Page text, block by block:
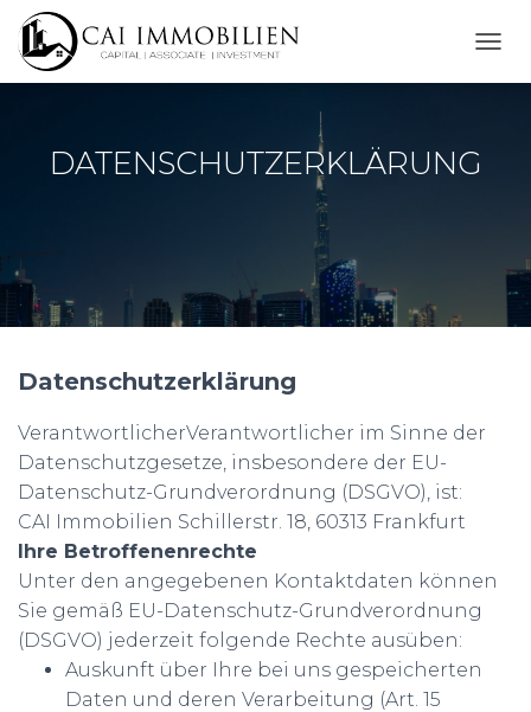
A
S
DATENSCHUTZERKLÄRUNG
Datenschutzerklärung
VerantwortlicherVerantwortlicher im Sinne der
Datenschutzgesetze, insbesondere der EU-
Datenschutz-Grundverordnung (DSGVO), ist:
CAI Immobilien Schillerstr. 18, 60313 Frankfurt
Ihre Betroffenenrechte
Unter den angegebenen Kontaktdaten können
Sie gemäß EU-Datenschutz-Grundverordnung
(DSGVO) jederzeit folgende Rechte ausüben:
Auskunft über Ihre bei uns gespeicherten
Daten und deren Verarbeitung (Art. 15